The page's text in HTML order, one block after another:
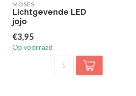
MOSES
Lichtgevende LED
jojo
€3,95
Op voorraad